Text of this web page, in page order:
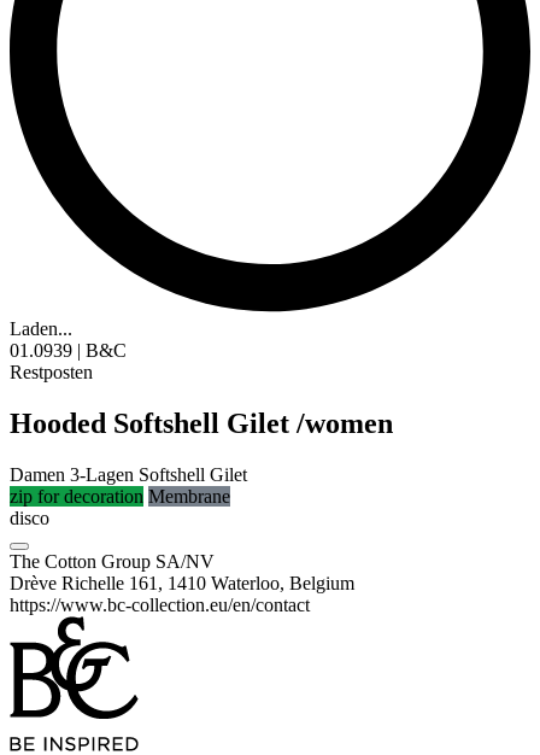
Laden...
01.0939 | B&C
Restposten
Hooded Softshell Gilet /women
Damen 3-Lagen Softshell Gilet
zip for decoration Membrane
disco
The Cotton Group SA/NV
Drève Richelle 161, 1410 Waterloo, Belgium
https://www.bc-collection.eu/en/contact